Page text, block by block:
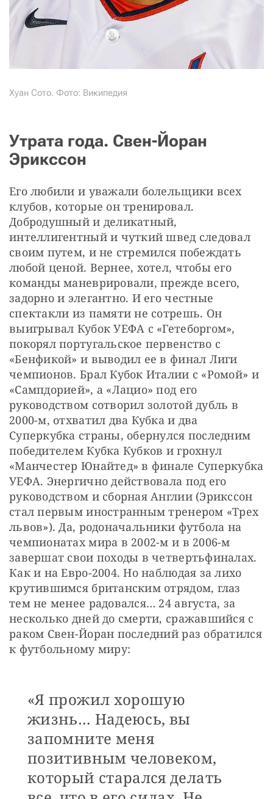
Хуан Сото. Фото: Википедия
Утрата года. Свен-Йоран
Эрикссон
Его любили и уважали болельщики всех
клубов, которые он тренировал.
Добродушный и деликатный,
интеллигентный и чуткий швед следовал
своим путем, и не стремился побеждать
любой ценой. Вернее, хотел, чтобы его
команды маневрировали, прежде всего,
задорно и элегантно. И его честные
спектакли из памяти не сотрешь. Он
выигрывал Кубок УЕФА с «Гетеборгом»,
покорял португальское первенство с
«Бенфикой» и выводил ее в финал Лиги
чемпионов. Брал Кубок Италии с «Ромой» и
«Сампдорией», а «Лацио» под его
руководством сотворил золотой дубль в
2000-м, отхватил два Кубка и два
Суперкубка страны, обернулся последним
победителем Кубка Кубков и грохнул
«Манчестер Юнайтед» в финале Суперкубка
УЕФА. Энергично действовала под его
руководством и сборная Англии (Эрикссон
стал первым иностранным тренером «Трех
львов»). Да, родоначальники футбола на
чемпионатах мира в 2002-м и в 2006-м
завершат свои походы в четвертьфиналах.
Как и на Евро-2004. Но наблюдая за лихо
крутившимся британским отрядом, глаз
тем не менее радовался… 24 августа, за
несколько дней до смерти, сражавшийся с
раком Свен-Йоран последний раз обратился
к футбольному миру:
«Я прожил хорошую
жизнь… Надеюсь, вы
запомните меня
позитивным человеком,
который старался делать